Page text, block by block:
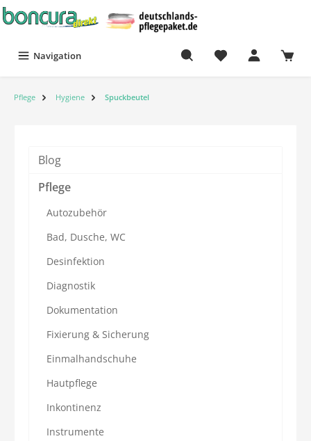
Navigation
Pflege Hygiene Spuckbeutel
Blog
Pflege
Autozubehör
Bad, Dusche, WC
Desinfektion
Diagnostik
Dokumentation
Fixierung & Sicherung
Einmalhandschuhe
Hautpflege
Inkontinenz
Instrumente